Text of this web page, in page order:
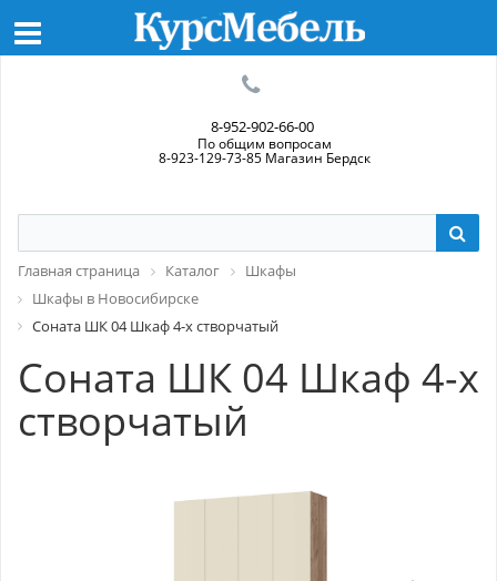
8-952-902-66-00
По общим вопросам
8-923-129-73-85 Магазин Бердск
Главная страница Каталог
Шкафы
Шкафы в Новосибирске
Соната ШК 04 Шкаф 4-х створчатый
Соната ШК 04 Шкаф 4-х
створчатый